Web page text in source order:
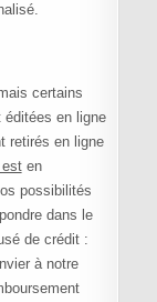
certains
en ligne
retirés en ligne
en
possibilités
dans le
de crédit :
à notre